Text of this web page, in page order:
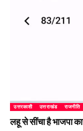
उत्तरकाशी उत्तराखंड राजनीति
लहू से सींचा है भाजपा